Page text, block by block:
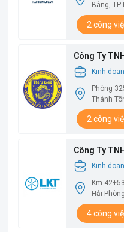
Bàng, TP
2 công
Công Ty
Thăng Long
Kinh
Phòng
Thánh
2 công
Công Ty
Kinh
Km
Hải Phòng
4 công